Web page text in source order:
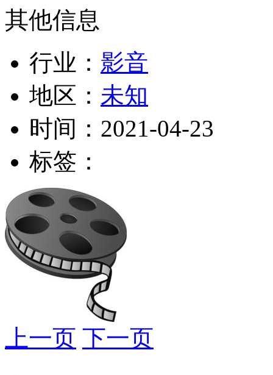
其他信息
行业： 影音
地区： 未知
时间： 2021-04-23
标签：
上一页 下一页